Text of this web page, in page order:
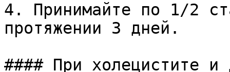
4. Принимайте по 1/2
протяжении 3 дней.
#### При холецистите и